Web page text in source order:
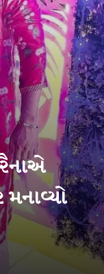
રૈનાએ
કરવા ચોથનો તહેવાર મનાવ્યો